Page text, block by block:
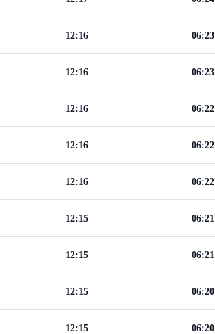
06:23
12:16
06:23
12:16
06:22
12:16
06:22
12:16
06:22
12:16
06:21
12:15
06:21
12:15
06:20
12:15
06:20
12:15